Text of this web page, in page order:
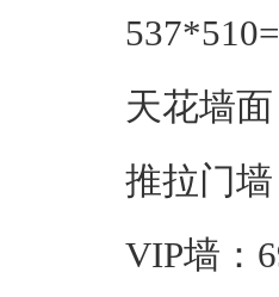
天花墙
推拉门
VIP墙：